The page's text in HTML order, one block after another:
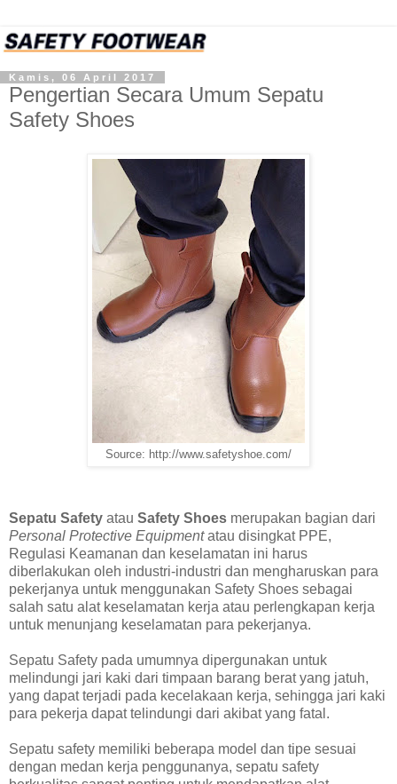
Kamis, 06 April 2017
Pengertian Secara Umum Sepatu
Safety Shoes
Source: http://www.safetyshoe.com/
Sepatu Safety atau Safety Shoes merupakan bagian dari
Personal Protective Equipmentatau disingkat PPE,
Regulasi Keamanan dan keselamatan ini harus
diberlakukan oleh industri-industri dan mengharuskan para
pekerjanya untuk menggunakan Safety Shoes sebagai
salah satu alat keselamatan kerja atau perlengkapan kerja
untuk menunjang keselamatan para pekerjanya.
Sepatu Safety pada umumnya dipergunakan untuk
melindungi jari kaki dari timpaan barang berat yang jatuh,
yang dapat terjadi pada kecelakaan kerja, sehingga jari kaki
para pekerja dapat telindungi dari akibat yang fatal.
Sepatu safety memiliki beberapa model dan tipe sesuai
dengan medan kerja penggunanya, sepatu safety